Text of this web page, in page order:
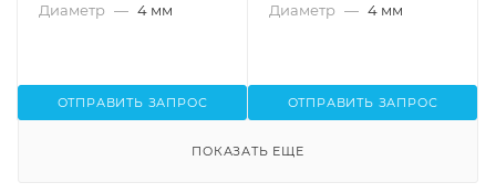
Диаметр — 4 мм
ОТПРАВИТЬ ЗАПРОС
Диаметр — 4 мм
ОТПРАВИТЬ ЗАПРОС
ПОКАЗАТЬ ЕЩЕ